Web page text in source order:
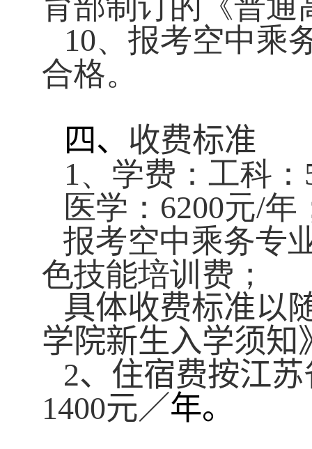
10、报考空中乘
合格。
四、 收费标准
1、学费：工科：
医学： 6200元/年
报考空中乘务专
色技能培训费；
具体收费标准以
学院新生入学须知
2、住宿费按江苏
1400元／年。